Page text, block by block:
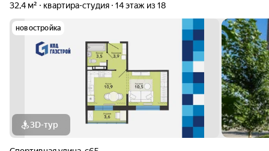
32,4 м²
квартира-студия 14 этаж из 18
новостройка
3D-тур